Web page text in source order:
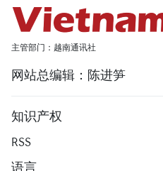
主管部门：越南通讯社
网站总编辑：陈进笋
知识产权
RSS
语言